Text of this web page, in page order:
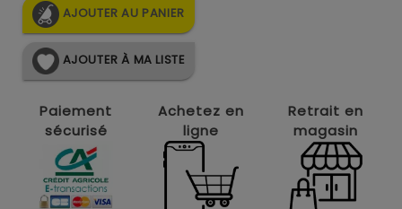
AJOUTER AU PANIER
AJOUTER À MA LISTE
Paiement
sécurisé
Achetez en
ligne
Retrait en
magasin